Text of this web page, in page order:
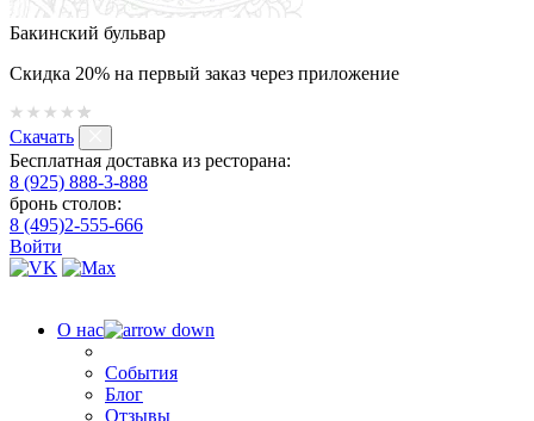
Бакинский бульвар
Скидка 20% на первый заказ через приложение
Скачать
Бесплатная доставка из ресторана:
8 (925) 888-3-888
бронь столов:
8 (495)2-555-666
Войти
О нас
События
Блог
Отзывы